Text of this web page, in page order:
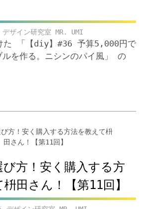
デザイン研究室 MR. UMI
た 「【diy】#36 予算5,000円で
ルを作る。ニシンのパイ風」 の
び方！安く購入する方
田さん！【第11回】